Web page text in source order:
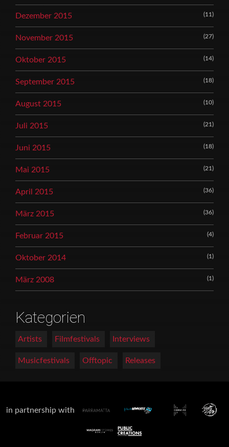
Dezember 2015 (11)
November 2015 (27)
Oktober 2015 (14)
September 2015 (18)
August 2015 (10)
Juli 2015 (21)
Juni 2015 (18)
Mai 2015 (21)
April 2015 (36)
März 2015 (36)
Februar 2015 (4)
Oktober 2014 (1)
März 2008 (1)
Kategorien
Artists Filmfestivals Interviews
Musicfestivals Offtopic Releases
in partnership with